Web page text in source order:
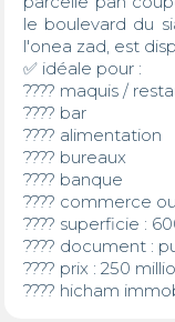
le boulevard du
l'onea zad, est
✅ idéale pour :
????️ maquis /
???? bar
???? alimentation
???? bureaux
???? banque
???? commerce
???? superficie :
???? document :
???? prix : 250
???? hicham